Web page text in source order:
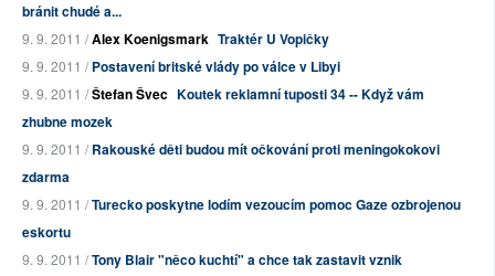
bránit chudé a...
9. 9. 2011 /Alex Koenigsmark Traktér U Vopičky
9. 9. 2011 /Postavení britské vlády po válce v Libyi
9. 9. 2011 /Štefan Švec Koutek reklamní tuposti 34 -- Když vám
zhubne mozek
9. 9. 2011 /Rakouské děti budou mít očkování proti meningokokovi
zdarma
9. 9. 2011 /Turecko poskytne lodím vezoucím pomoc Gaze ozbrojenou
eskortu
9. 9. 2011 /Tony Blair "něco kuchtí" a chce tak zastavit vznik